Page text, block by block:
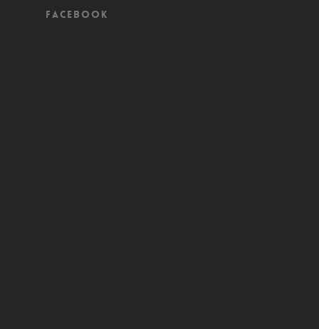
Facebook